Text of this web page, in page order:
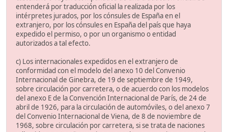
entenderá por traducción oficial la realizada por los
intérpretes jurados, por los cónsules de España en el
extranjero, por los cónsules en España del país que haya
expedido el permiso, o por un organismo o entidad
autorizados a tal efecto.
c) Los internacionales expedidos en el extranjero de
conformidad con el modelo del anexo 10 del Convenio
Internacional de Ginebra, de 19 de septiembre de 1949,
sobre circulación por carretera, o de acuerdo con los modelos
del anexo E de la Convención Internacional de París, de 24 de
abril de 1926, para la circulación de automóviles, o del anexo 7
del Convenio Internacional de Viena, de 8 de noviembre de
1968, sobre circulación por carretera, si se trata de naciones